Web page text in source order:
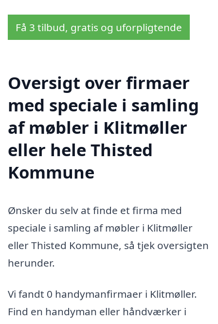
Få 3 tilbud, gratis og uforpligtende
Oversigt over firmaer
med speciale i samling
af møbler i Klitmøller
eller hele Thisted
Kommune
Ønsker du selv at finde et firma med
speciale i samling af møbler i Klitmøller
eller Thisted Kommune, så tjek oversigten
herunder.
Vi fandt 0 handymanfirmaer i Klitmøller.
Find en handyman eller håndværker i